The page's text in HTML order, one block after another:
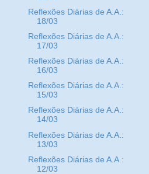
Reflexões Diárias de A.A.:
18/03
Reflexões Diárias de A.A.:
17/03
Reflexões Diárias de A.A.:
16/03
Reflexões Diárias de A.A.:
15/03
Reflexões Diárias de A.A.:
14/03
Reflexões Diárias de A.A.:
13/03
Reflexões Diárias de A.A.:
12/03